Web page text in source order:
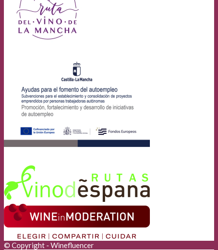
© Copyright - Winefluencer